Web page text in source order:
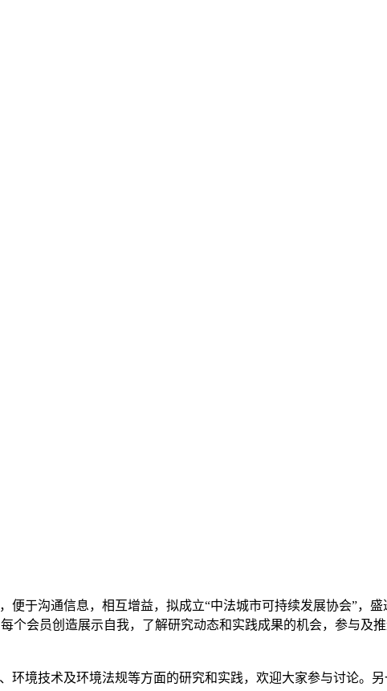
便于沟通信息，相互增益，拟成立“中法城市可持续发展协会”，
会员创造展示自我，了解研究动态和实践成果的机会，参与及
境技术及环境法规等方面的研究和实践，欢迎大家参与讨论。